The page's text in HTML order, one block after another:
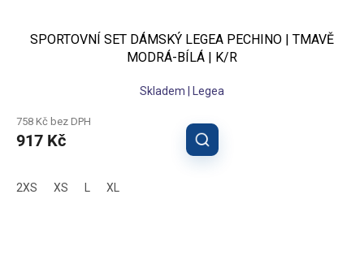
SPORTOVNÍ SET DÁMSKÝ LEGEA PECHINO | TMAVĚ
MODRÁ-BÍLÁ | K/R
Skladem | Legea
758 Kč bez DPH
917 Kč
2XS XS XL